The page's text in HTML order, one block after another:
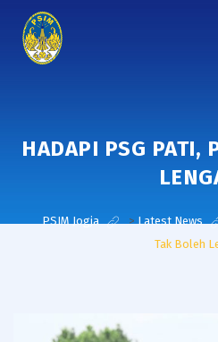
HADAPI PSG PATI,
PSIM Jogja >Latest News
Tak Boleh